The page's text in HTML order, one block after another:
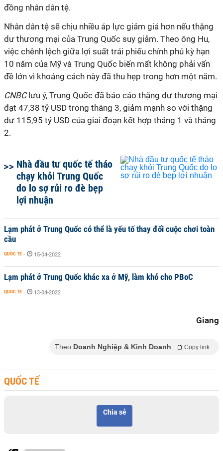
đồng nhân dân tệ.
Nhân dân tệ sẽ chịu nhiều áp lực giảm giá hơn nếu thặng
dư thương mại của Trung Quốc suy giảm. Theo ông Hu,
việc chênh lệch giữa lợi suất trái phiếu chính phủ kỳ hạn
10 năm của Mỹ và Trung Quốc biến mất không phải vấn
đề lớn vì khoảng cách này đã thu hẹp trong hơn một năm.
CNBClưu ý, Trung Quốc đã báo cáo thặng dư thương mại
đạt 47,38 tỷ USD trong tháng 3, giảm mạnh so với thặng
dư 115,95 tỷ USD của giai đoạn kết hợp tháng 1 và tháng
2.
Nhà đầu tư quốc tế tháo
chạy khỏi Trung Quốc
do lo sợ rủi ro đè bẹp
lợi nhuận
Lạm phát ở Trung Quốc có thể là yếu tố thay đổi cuộc chơi toàn
cầu
QUỐC TẾ - 15-04-2022
Lạm phát ở Trung Quốc khác xa ở Mỹ, làm khó cho PBoC
QUỐC TẾ - 13-04-2022
Giang
Theo Doanh Nghiệp & Kinh Doanh Copy link
QUỐC TẾ
Chia sẻ